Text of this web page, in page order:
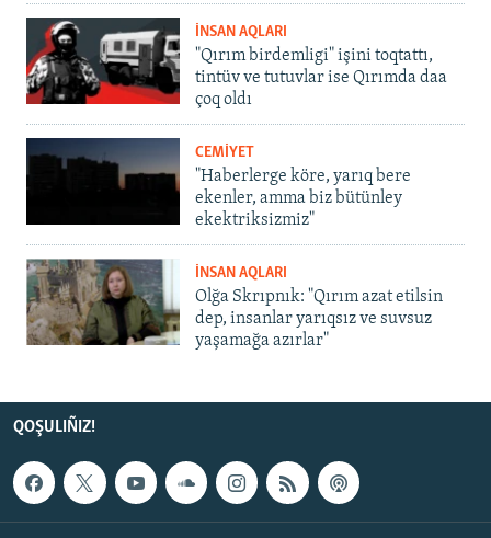
İNSAN AQLARI
"Qırım birdemligi" işini toqtattı,
tintüv ve tutuvlar ise Qırımda daa
çoq oldı
CEMİYET
"Haberlerge köre, yarıq bere
ekenler, amma biz bütünley
ekektriksizmiz"
İNSAN AQLARI
Olğa Skrıpnık: "Qırım azat etilsin
dep, insanlar yarıqsız ve suvsuz
yaşamağa azırlar"
QOŞULIÑIZ!